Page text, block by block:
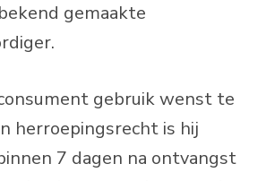
gemaakte
gebruik wenst te
herroepingsrecht is hij
7 dagen na ontvangst